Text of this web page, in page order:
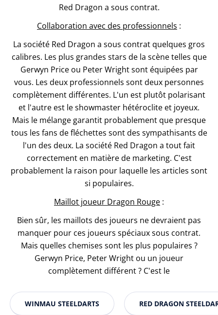
Red Dragon a sous contrat.
Collaboration avec des professionnels :
La société Red Dragon a sous contrat quelques gros
calibres. Les plus grandes stars de la scène telles que
Gerwyn Price ou Peter Wright sont équipées par
vous. Les deux professionnels sont deux personnes
complètement différentes. L'un est plutôt polarisant
et l'autre est le showmaster hétéroclite et joyeux.
Mais le mélange garantit probablement que presque
tous les fans de fléchettes sont des sympathisants de
l'un des deux. La société Red Dragon a tout fait
correctement en matière de marketing. C'est
probablement la raison pour laquelle les articles sont
si populaires.
Maillot joueur Dragon Rouge :
Bien sûr, les maillots des joueurs ne devraient pas
manquer pour ces joueurs spéciaux sous contrat.
Mais quelles chemises sont les plus populaires ?
Gerwyn Price, Peter Wright ou un joueur
complètement différent ? C'est le
WINMAU STEELDARTS RED DRAGON